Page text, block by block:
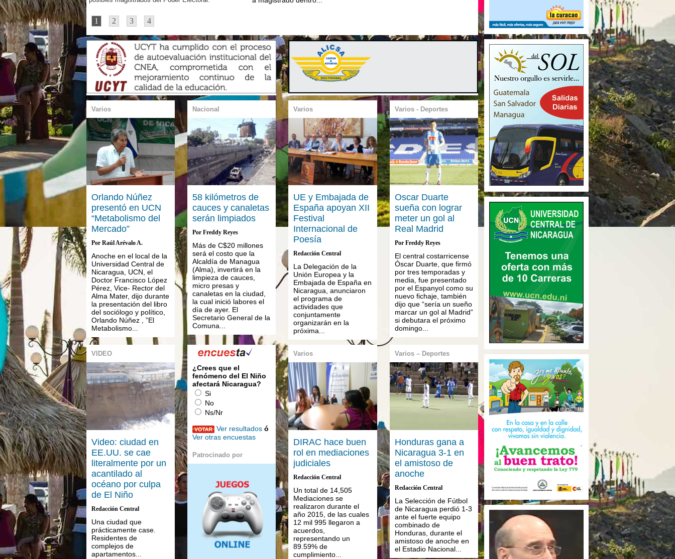
1 2 3 4
Varios
Orlando Núñez
presentó en UCN
“Metabolismo del
Mercado”
Por Raúl Arévalo A.
Anoche en el local de la
Universidad Central de
Nicaragua, UCN, el
Doctor Francisco López
Pérez, Vice- Rector del
Alma Mater, dijo durante
la presentación del libro
del sociólogo y político,
Orlando Núñez , ”El
Metabolismo...
Nacional
58 kilómetros de
cauces y canaletas
serán limpiados
Por Freddy Reyes
Más de C$20 millones
será el costo que la
Alcaldía de Managua
(Alma), invertirá en la
limpieza de cauces,
micro presas y
canaletas en la ciudad,
la cual inició labores el
día de ayer. El
Secretario General de la
Comuna...
Varios
UE y Embajada de
España apoyan XII
Festival
Internacional de
Poesía
Redacción Central
La Delegación de la
Unión Europea y la
Embajada de España en
Nicaragua, anunciaron
el programa de
actividades que
conjuntamente
organizarán en la
próxima...
Varios - Deportes
Oscar Duarte
sueña con lograr
meter un gol al
Real Madrid
Por Freddy Reyes
El central costarricense
Óscar Duarte, que firmó
por tres temporadas y
media, fue presentado
por el Espanyol como su
nuevo fichaje, también
dijo que “sería un sueño
marcar un gol al Madrid”
si debutara el próximo
domingo...
VIDEO
Video: ciudad en
EE.UU. se cae
literalmente por un
acantilado al
océano por culpa
de El Niño
Redacción Central
Una ciudad que
prácticamente case.
Residentes de
complejos de
apartamentos...
¿Crees que el
fenómeno del El Niño
afectará Nicaragua?
Si
No
Ns/Nr
Ver resultados ó
Ver otras encuestas
Patrocinado por
Varios
DIRAC hace buen
rol en mediaciones
judiciales
Redacción Central
Un total de 14,505
Mediaciones se
realizaron durante el
año 2015, de las cuales
12 mil 995 llegaron a
acuerdos,
representando un
89.59% de
cumplimiento...
Varios – Deportes
Honduras gana a
Nicaragua 3-1 en
el amistoso de
anoche
Redacción Central
La Selección de Fútbol
de Nicaragua perdió 1-3
ante el fuerte equipo
combinado de
Honduras, durante el
amistoso de anoche en
el Estadio Nacional...